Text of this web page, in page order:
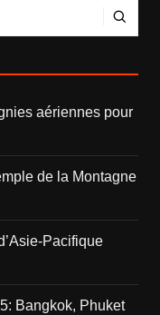
aériennes pour
de la Montagne
Pacifique
Bangkok, Phuket